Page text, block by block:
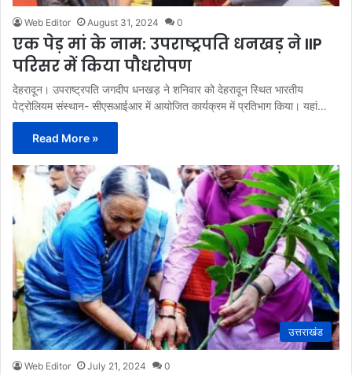
Web Editor August 31, 2024 0
एक पेड़ मां के नाम: उपराष्ट्रपति धनखड़ ने IIP
परिसर में किया पौधरोपण
देहरादून। उपराष्ट्रपति जगदीप धनखड़ ने शनिवार को देहरादून स्थित भारतीय
पेट्रोलियम संस्थान- सीएसआईआर में आयोजित कार्यक्रम में प्रतिभाग किया। यहां…
Read More »
उत्तराखंड
Web Editor July 21, 2024 0